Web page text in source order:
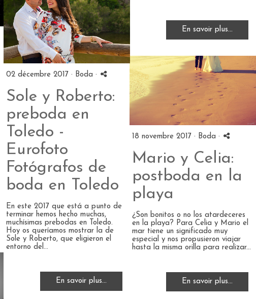
En savoir plus...
02 décembre 2017 · Boda ·
Sole y Roberto:
preboda en
Toledo -
Eurofoto
Fotógrafos de
boda en Toledo
En este 2017 que está a punto de
terminar hemos hecho muchas,
muchísimas prebodas en Toledo.
Hoy os queríamos mostrar la de
Sole y Roberto, que eligieron el
entorno del...
En savoir plus...
18 novembre 2017 · Boda ·
Mario y Celia:
postboda en la
playa
¿Son bonitos o no los atardeceres
en la playa? Para Celia y Mario el
mar tiene un significado muy
especial y nos propusieron viajar
hasta la misma orilla para realizar...
En savoir plus...